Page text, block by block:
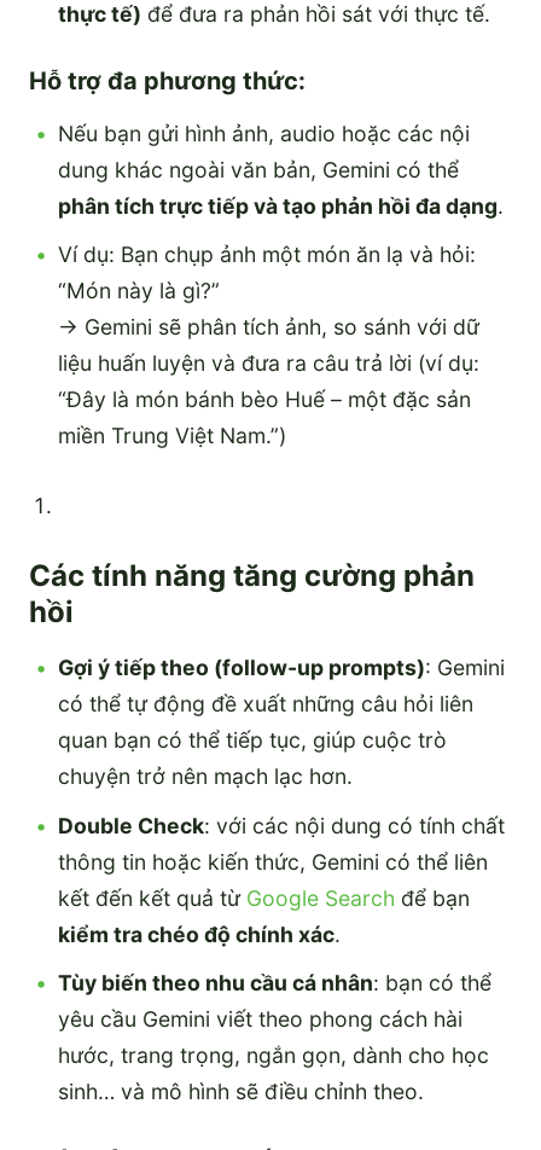
thực tế) để đưa ra phản hồi sát với thực tế.
Hỗ trợ đa phương thức:
Nếu bạn gửi hình ảnh, audio hoặc các nội
dung khác ngoài văn bản, Gemini có thể
phân tích trực tiếp và tạo phản hồi đa dạng.
Ví dụ: Bạn chụp ảnh một món ăn lạ và hỏi:
“Món này là gì?”
→ Gemini sẽ phân tích ảnh, so sánh với dữ
liệu huấn luyện và đưa ra câu trả lời (ví dụ:
“Đây là món bánh bèo Huế – một đặc sản
miền Trung Việt Nam.”)
Các tính năng tăng cường phản
hồi
Gợi ý tiếp theo (follow-up prompts): Gemini
có thể tự động đề xuất những câu hỏi liên
quan bạn có thể tiếp tục, giúp cuộc trò
chuyện trở nên mạch lạc hơn.
Double Check: với các nội dung có tính chất
thông tin hoặc kiến thức, Gemini có thể liên
kết đến kết quả từ Google Search để bạn
kiểm tra chéo độ chính xác.
Tùy biến theo nhu cầu cá nhân: bạn có thể
yêu cầu Gemini viết theo phong cách hài
hước, trang trọng, ngắn gọn, dành cho học
sinh… và mô hình sẽ điều chỉnh theo.